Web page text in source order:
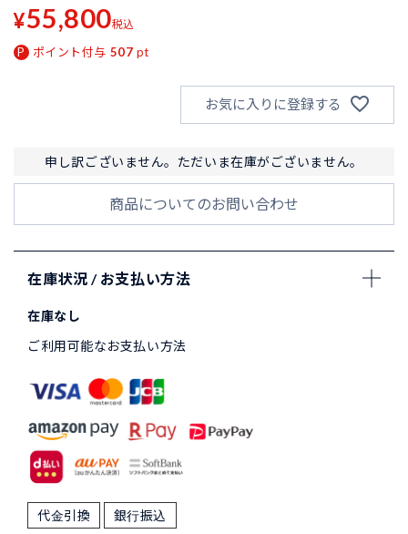
¥55,800税込
ポイント付与 507 pt
お気に入りに登録する
申し訳ございません。ただいま在庫がございません。
商品についてのお問い合わせ
在庫状況 / お支払い方法
在庫なし
ご利用可能なお支払い方法
代金引換 銀行振込